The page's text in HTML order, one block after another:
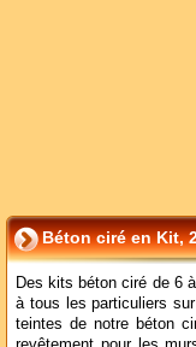
Béton ciré en Kit,
Des kits béton ciré de 6
à tous les particuliers
teintes de notre béton